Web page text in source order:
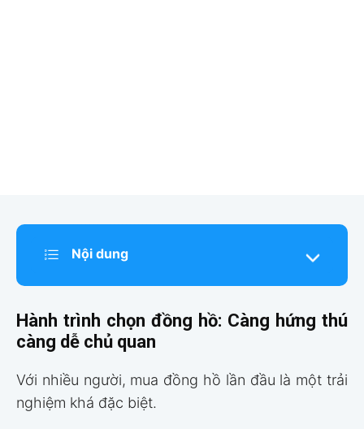
Nội dung
Hành trình chọn đồng hồ: Càng hứng thú
càng dễ chủ quan
Với nhiều người, mua đồng hồ lần đầu là một trải
nghiệm khá đặc biệt.